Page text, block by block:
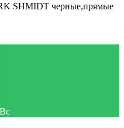
SHMIDT черные,прямые